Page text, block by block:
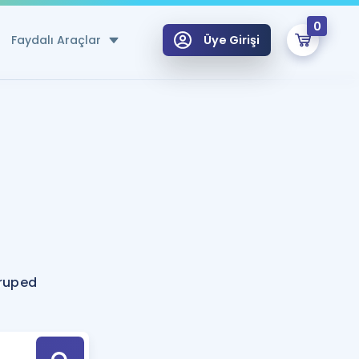
Faydalı Araçlar
Hesaplama Aracı
için Öneriler
Tek Takvimde
Üye Girişi
0
Hoca ile seni sınava hazırlayacak onlarca eğitim seni bekliyor!